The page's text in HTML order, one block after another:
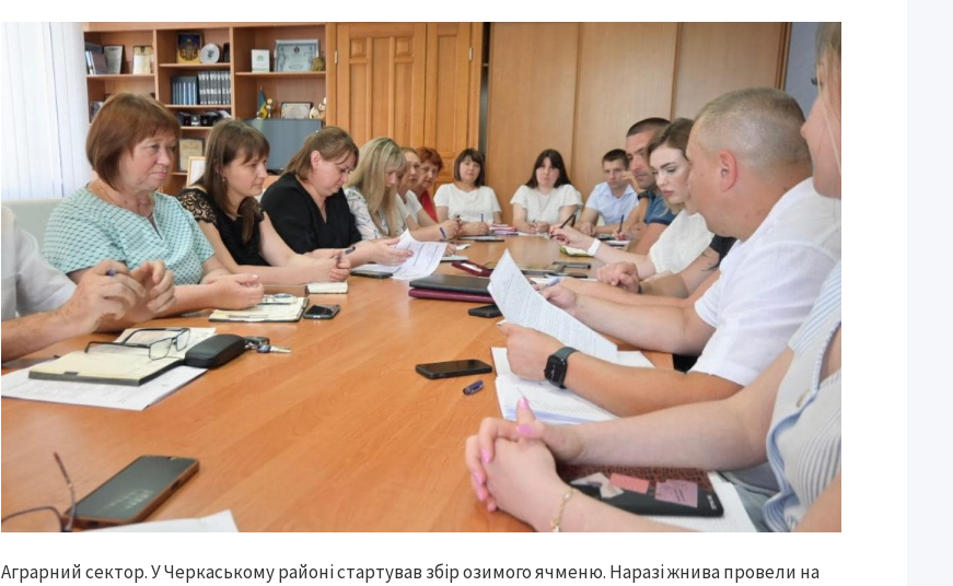
Аграрний сектор. У Черкаському районі стартував збір озимого ячменю. Наразі жнива провели на